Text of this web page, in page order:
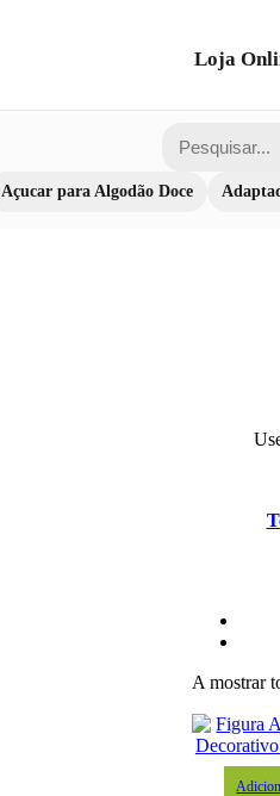
Loja
Açucar para Algodão Doce
A mostrar